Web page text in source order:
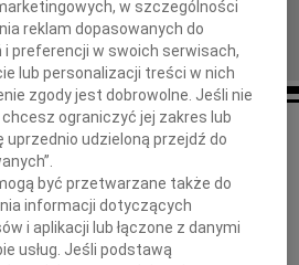
jesteśmy z Tobą i Twoimi Najbliższymi
w szczególności
reklam dopasowanych do
preferencji w swoich serwisach,
lub personalizacji treści w nich
zgody jest dobrowolne. Jeśli nie
ograniczyć jej zakres lub
udzieloną przejdź do
być przetwarzane także do
informacji dotyczących
i aplikacji lub łączone z danymi
usług. Jeśli podstawą